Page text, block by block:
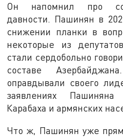
Он напомнил про
давности. Пашинян в
снижении планки в
некоторые из
стали сердобольно
составе
оправдывали своего
заявлениях
Карабаха и армянских
Что ж, Пашинян уже